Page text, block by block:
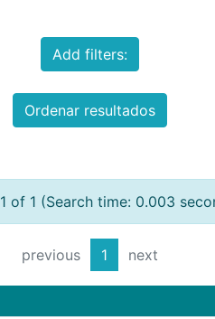
Add filters:
Ordenar resultados
of 1 (Search time: 0.003
previous 1 next